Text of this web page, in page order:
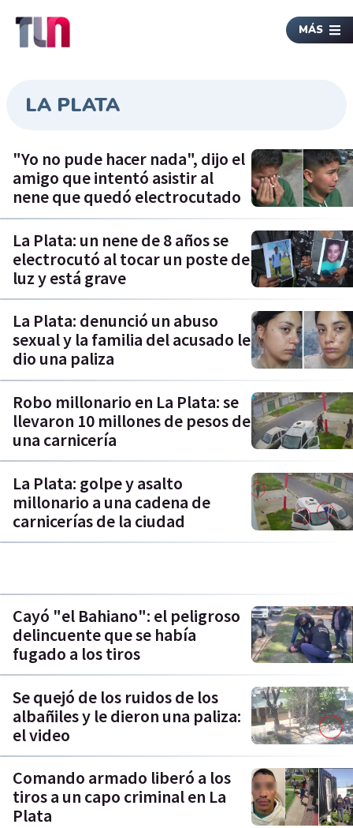
MÁS
LA PLATA
"Yo no pude hacer nada", dijo el
amigo que intentó asistir al
nene que quedó electrocutado
La Plata: un nene de 8 años se
electrocutó al tocar un poste de
luz y está grave
La Plata: denunció un abuso
sexual y la familia del acusado le
dio una paliza
Robo millonario en La Plata: se
llevaron 10 millones de pesos de
una carnicería
La Plata: golpe y asalto
millonario a una cadena de
carnicerías de la ciudad
Cayó "el Bahiano": el peligroso
delincuente que se había
fugado a los tiros
Se quejó de los ruidos de los
albañiles y le dieron una paliza:
el video
Comando armado liberó a los
tiros a un capo criminal en La
Plata